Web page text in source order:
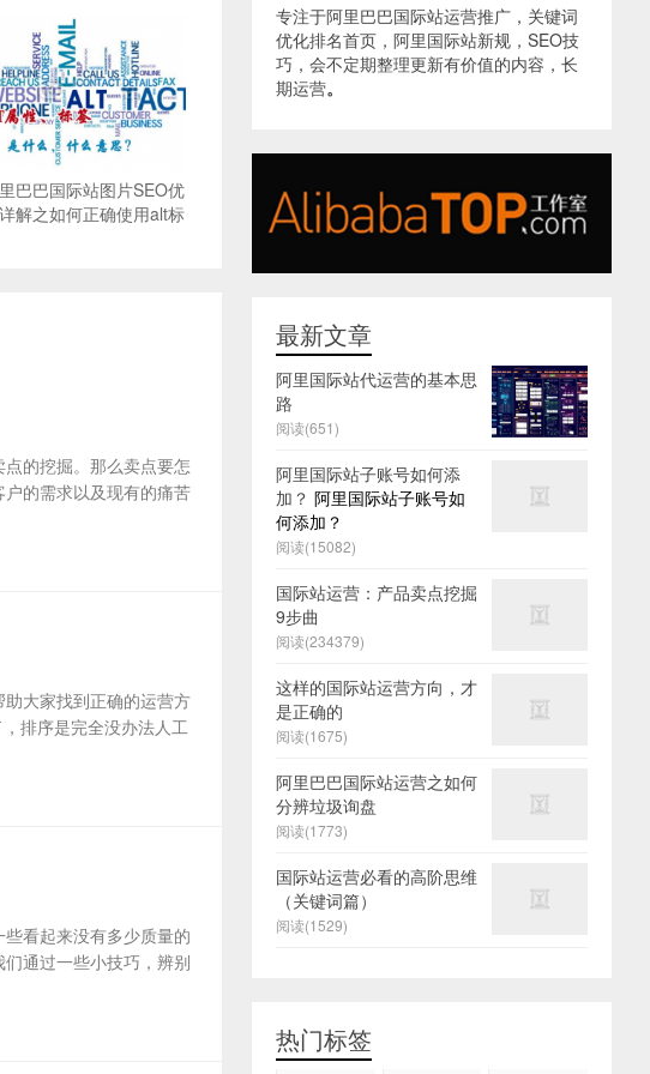
巴巴国际站图片SEO优
解之如何正确使用alt标
的挖掘。那么卖点要怎
的需求以及现有的痛苦
大家找到正确的运营方
排序是完全没办法人工
看起来没有多少质量的
通过一些小技巧，辨别
专注于阿里巴巴国际站运营推广，关键词
优化排名首页，阿里国际站新规，SEO技
巧，会不定期整理更新有价值的内容，长
期运营。
最新文章
阿里国际站代运营的基本思
路
阅读(651)
阿里国际站子账号如何添
加？ 阿里国际站子账号如
何添加？
阅读(15082)
国际站运营：产品卖点挖掘
9步曲
阅读(234379)
这样的国际站运营方向，才
是正确的
阅读(1675)
阿里巴巴国际站运营之如何
分辨垃圾询盘
阅读(1773)
国际站运营必看的高阶思维
（关键词篇）
阅读(1529)
热门标签